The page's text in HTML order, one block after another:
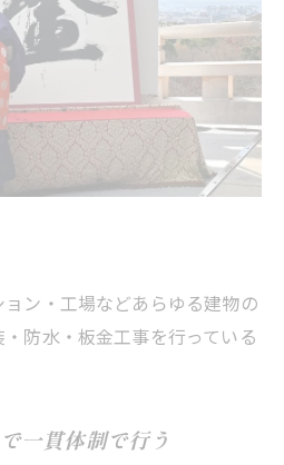
ン・工場などあらゆる建物の
防水・板金工事を行っている
一貫体制で行う